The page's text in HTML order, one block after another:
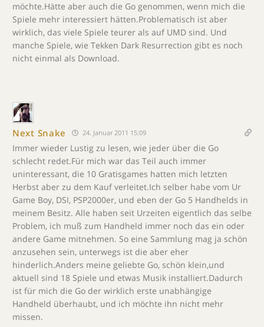
möchte.Hätte aber auch die Go genommen, wenn mich die
Spiele mehr interessiert hätten.Problematisch ist aber
wirklich, das viele Spiele teurer als auf UMD sind. Und
manche Spiele, wie Tekken Dark Resurrection gibt es noch
nicht einmal als Download.
Next Snake 24. Januar 2011 15:09
Immer wieder Lustig zu lesen, wie jeder über die Go
schlecht redet.Für mich war das Teil auch immer
uninteressant, die 10 Gratisgames hatten mich letzten
Herbst aber zu dem Kauf verleitet.Ich selber habe vom Ur
Game Boy, DSI, PSP2000er, und eben der Go 5 Handhelds in
meinem Besitz. Alle haben seit Urzeiten eigentlich das selbe
Problem, ich muß zum Handheld immer noch das ein oder
andere Game mitnehmen. So eine Sammlung mag ja schön
anzusehen sein, unterwegs ist die aber eher
hinderlich.Anders meine geliebte Go, schön klein,und
aktuell sind 18 Spiele und etwas Musik installiert.Dadurch
ist für mich die Go der wirklich erste unabhängige
Handheld überhaubt, und ich möchte ihn nicht mehr
missen.